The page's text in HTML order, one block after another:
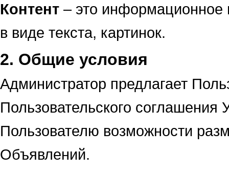
Контент – это информационное
в виде текста, картинок.
2. Общие условия
Администратор предлагает
Пользовательского
Пользователю возможности
Объявлений.